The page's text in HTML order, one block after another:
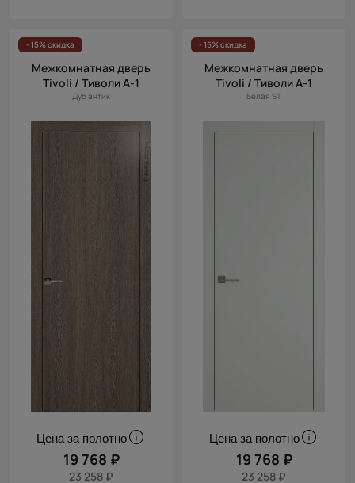
- 15% скидка
Межкомнатная дверь
Tivoli / Тиволи А-1
Дуб антик
Цена за полотно
19 768 ₽
23 258 ₽
- 15% скидка
Межкомнатная дверь
Tivoli / Тиволи А-1
Белая ST
Цена за полотно
19 768 ₽
23 258 ₽